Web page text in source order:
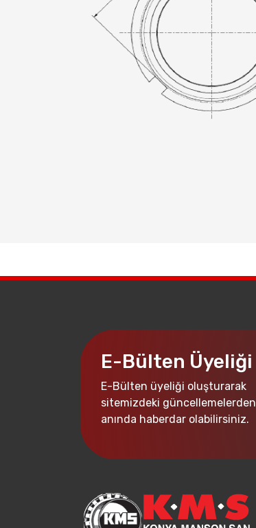
E-Bülten Üyeliği
E-Bülten üyeliği oluşturarak
sitemizdeki güncellemelerden
anında haberdar olabilirsiniz.